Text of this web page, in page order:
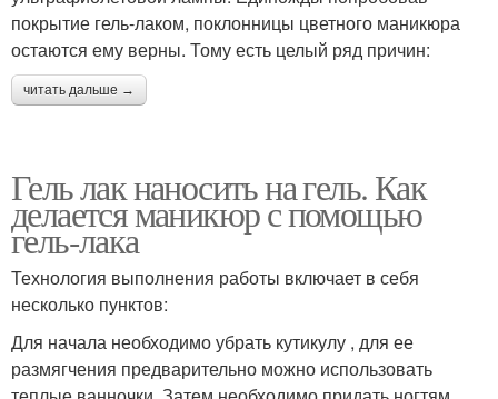
покрытие гель-лаком, поклонницы цветного маникюра
остаются ему верны. Тому есть целый ряд причин:
читать дальше →
Гель лак наносить на гель. Как
делается маникюр с помощью
гель-лака
Технология выполнения работы включает в себя
несколько пунктов:
Для начала необходимо убрать кутикулу , для ее
размягчения предварительно можно использовать